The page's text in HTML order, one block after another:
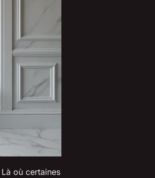
où certaines